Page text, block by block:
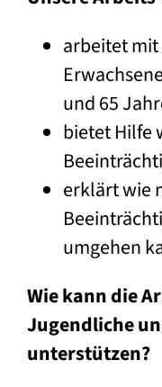
arbeitet
und 65
bietet Hilfe
erklärt wie
umgehen
Wie kann die
Jugendliche
unterstützen?